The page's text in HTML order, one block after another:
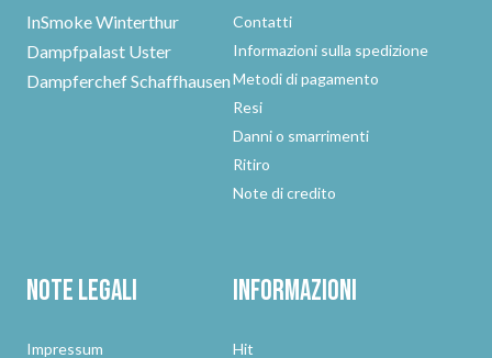
InSmoke Winterthur
Dampfpalast Uster
Dampferchef Schaffhausen
Contatti
Informazioni sulla spedizione
Metodi di pagamento
Resi
Danni o smarrimenti
Ritiro
Note di credito
Note legali
Impressum
Informazioni
Hit